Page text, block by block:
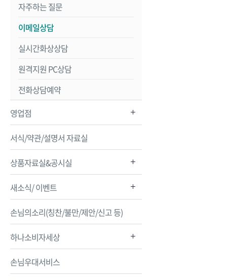
자주하는 질문
이메일상담
실시간화상상담
원격지원 PC상담
전화상담예약
영업점
서식/약관/설명서 자료실
상품자료실&공시실
새소식/ 이벤트
손님의소리(칭찬/불만/제안/신고 등)
하나소비자세상
손님우대서비스